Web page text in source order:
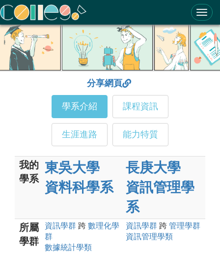
ColleGo! 大學選才與高中育才輔助系統
分享網頁
學系介紹 課程資訊
生涯進路 能力特質
我的
學系
東吳大學
資料科學系
長庚大學
資訊管理學
系
所屬
學群
資訊學群 跨 數理化學
群
數據統計學類
資訊學群 跨 管理學群
資訊管理學類